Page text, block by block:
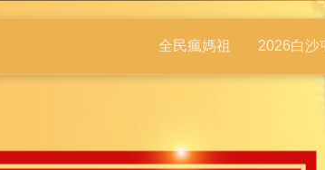
全民瘋媽祖 2026白沙